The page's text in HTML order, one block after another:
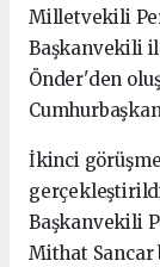
Milletvekili
Başkanvekili
Önder'den
İkinci
Başkanvekili
Mithat Sancar